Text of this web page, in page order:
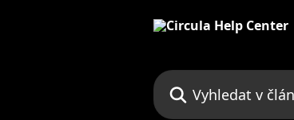
Vyhledat v článcích…